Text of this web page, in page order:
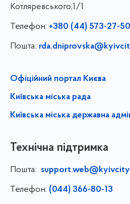
Котляревського,1/1
Телефон: +380 (44) 573-27-50
Пошта:
Офіційний портал Києва
Київська міська рада
Київська міська державна
Технічна підтримка
Пошта:
Телефон: (044) 366-80-13